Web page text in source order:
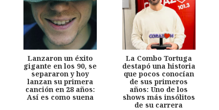
Lanzaron un éxito
gigante en los 90, se
separaron y hoy
lanzan su primera
canción en 28 años:
Así es como suena
La Combo Tortuga
destapó una historia
que pocos conocían
de sus primeros
años: Uno de los
shows más insólitos
de su carrera